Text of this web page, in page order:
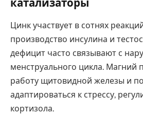
катализаторы
Цинк участвует в сотнях
производство инсулина и
дефицит часто связывают с
менструального цикла. Магний
работу щитовидной железы и
адаптироваться к стрессу,
кортизола.